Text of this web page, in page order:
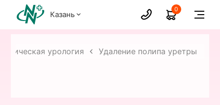
Казань
0
урология Удаление полипа уретры